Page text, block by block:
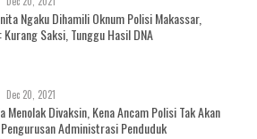
Ngaku Dihamili Oknum Polisi Makassar,
Kurang Saksi, Tunggu Hasil DNA
Dec 20, 2021
Menolak Divaksin, Kena Ancam Polisi Tak Akan
Administrasi Penduduk